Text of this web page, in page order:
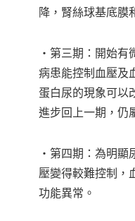
降，腎絲球基底膜
‧第三期：開始有
病患能控制血壓及
蛋白尿的現象可以
進步回上一期，仍
‧第四期：為明顯
壓變得較難控制，
功能異常。